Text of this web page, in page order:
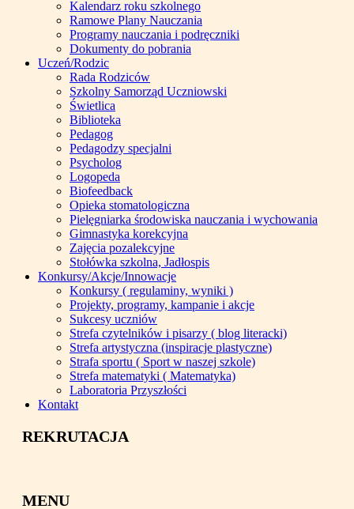
Kalendarz roku szkolnego
Ramowe Plany Nauczania
Programy nauczania i podręczniki
Dokumenty do pobrania
Uczeń/Rodzic
Rada Rodziców
Szkolny Samorząd Uczniowski
Świetlica
Biblioteka
Pedagog
Pedagodzy specjalni
Psycholog
Logopeda
Biofeedback
Opieka stomatologiczna
Pielęgniarka środowiska nauczania i wychowania
Gimnastyka korekcyjna
Zajęcia pozalekcyjne
Stołówka szkolna, Jadłospis
Konkursy/Akcje/Innowacje
Konkursy ( regulaminy, wyniki )
Projekty, programy, kampanie i akcje
Sukcesy uczniów
Strefa czytelników i pisarzy ( blog literacki)
Strefa artystyczna (inspiracje plastyczne)
Strafa sportu ( Sport w naszej szkole)
Strefa matematyki ( Matematyka)
Laboratoria Przyszłości
Kontakt
REKRUTACJA
MENU